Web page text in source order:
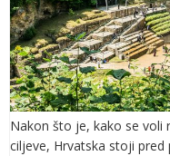
Nakon što je, kako se voli
ciljeve, Hrvatska stoji